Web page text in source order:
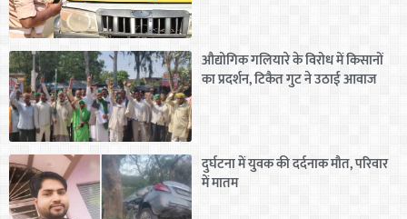
औद्योगिक गलियारे के विरोध में किसानों
का प्रदर्शन, टिकैत गुट ने उठाई आवाज
दुर्घटना में युवक की दर्दनाक मौत, परिवार
में मातम